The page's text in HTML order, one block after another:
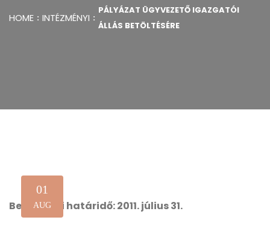
HOME INTÉZMÉNYI
PÁLYÁZAT ÜGYVEZETŐ IGAZGATÓI
ÁLLÁS BETÖLTÉSÉRE
01
AUG
Benyújtási határidő: 2011. július 31.